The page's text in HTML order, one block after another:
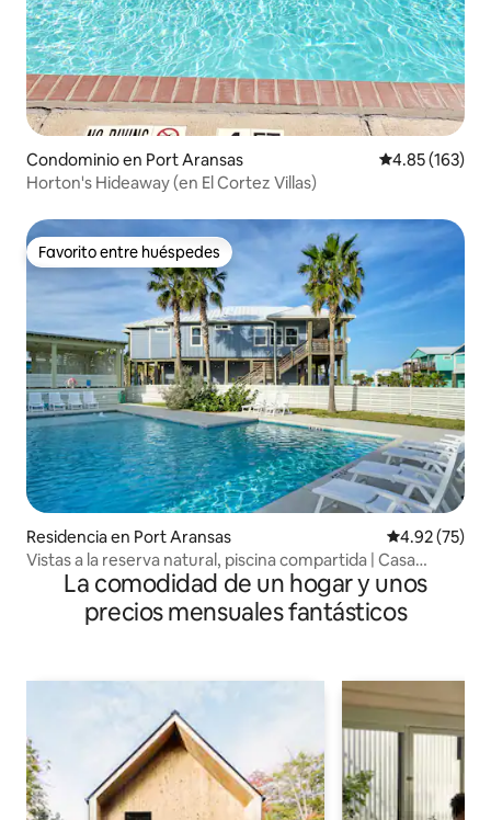
Condominio en Port Aransas Calificación
4.85 (163)
Horton's Hideaway (en El Cortez Villas)
Favorito entre huéspedes
Favorito entre huéspedes
Residencia en Port Aransas Calificación
4.92 (75)
Vistas a la reserva natural, piscina compartida | Casa
Pescadora
La comodidad de un hogar y unos
precios mensuales fantásticos